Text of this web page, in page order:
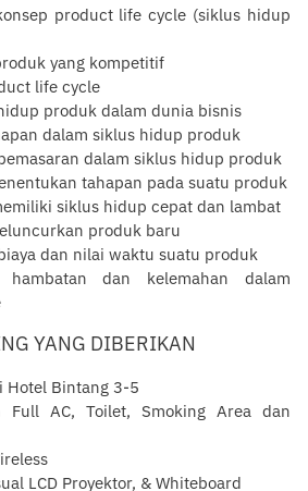
product life cycle (siklus hidup
yang kompetitif
life cycle
produk dalam dunia bisnis
dalam siklus hidup produk
dalam siklus hidup produk
tahapan pada suatu produk
siklus hidup cepat dan lambat
produk baru
dan nilai waktu suatu produk
hambatan dan kelemahan dalam
YANG DIBERIKAN
Hotel Bintang 3-5
Full AC, Toilet, Smoking Area dan
LCD Proyektor, & Whiteboard